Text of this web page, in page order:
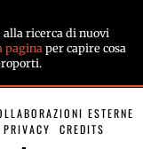
alla ricerca di nuovi
pagina per capire cosa
ESTERNE
CREDITS